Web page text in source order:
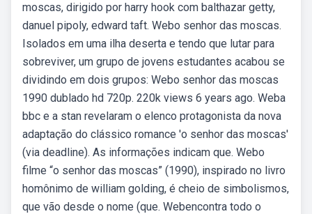
moscas, dirigido por harry hook com balthazar getty,
danuel pipoly, edward taft. Webo senhor das moscas.
Isolados em uma ilha deserta e tendo que lutar para
sobreviver, um grupo de jovens estudantes acabou se
dividindo em dois grupos: Webo senhor das moscas
1990 dublado hd 720p. 220k views 6 years ago. Weba
bbc e a stan revelaram o elenco protagonista da nova
adaptação do clássico romance 'o senhor das moscas'
(via deadline). As informações indicam que. Webo
filme “o senhor das moscas” (1990), inspirado no livro
homônimo de william golding, é cheio de simbolismos,
que vão desde o nome (que. Webencontra todo o